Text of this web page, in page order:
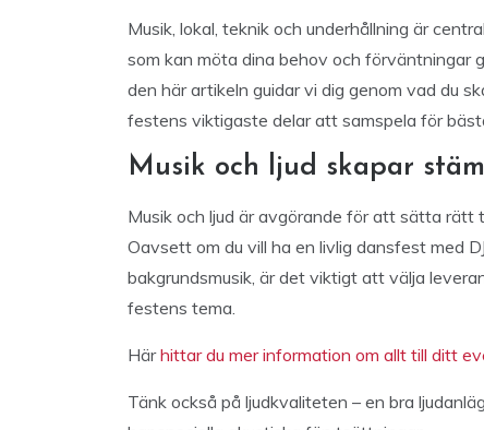
Musik, lokal, teknik och underhållning är
som kan möta dina behov och förväntningar
den här artikeln guidar vi dig genom vad du
festens viktigaste delar att samspela för
Musik och ljud skapar
Musik och ljud är avgörande för att sätta
Oavsett om du vill ha en livlig dansfest med
bakgrundsmusik, är det viktigt att välja
festens tema.
Härhittar du mer information om allt till ditt
Tänk också på ljudkvaliteten – en bra